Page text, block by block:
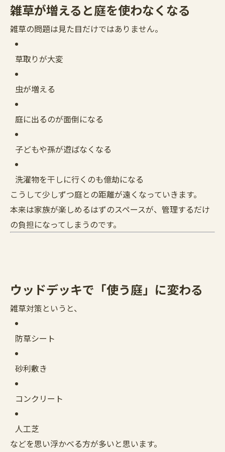
雑草が増えると庭を使わなくなる
雑草の問題は見た目だけではありません。
草取りが大変
虫が増える
庭に出るのが面倒になる
子どもや孫が遊ばなくなる
洗濯物を干しに行くのも億劫になる
こうして少しずつ庭との距離が遠くなっていきます。
本来は家族が楽しめるはずのスペースが、管理するだけ
の負担になってしまうのです。
ウッドデッキで「使う庭」に変わる
雑草対策というと、
防草シート
砂利敷き
コンクリート
人工芝
などを思い浮かべる方が多いと思います。